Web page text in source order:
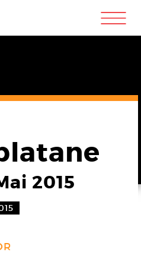
m
2015